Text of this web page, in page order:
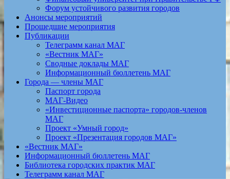
Форум устойчивого развития городов
Анонсы мероприятий
Прошедшие мероприятия
Публикации
Телеграмм канал МАГ
«Вестник МАГ»
Сводные доклады МАГ
Информационный бюллетень МАГ
Города — члены МАГ
Паспорт города
МАГ-Видео
«Инвестиционные паспорта» городов-членов
МАГ
Проект «Умный город»
Проект «Презентация городов МАГ»
«Вестник МАГ»
Информационный бюллетень МАГ
Библиотека городских практик МАГ
Телеграмм канал МАГ